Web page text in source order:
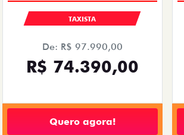
TAXISTA
De: R$ 97.990,00
R$ 74.390,00
Quero agora!